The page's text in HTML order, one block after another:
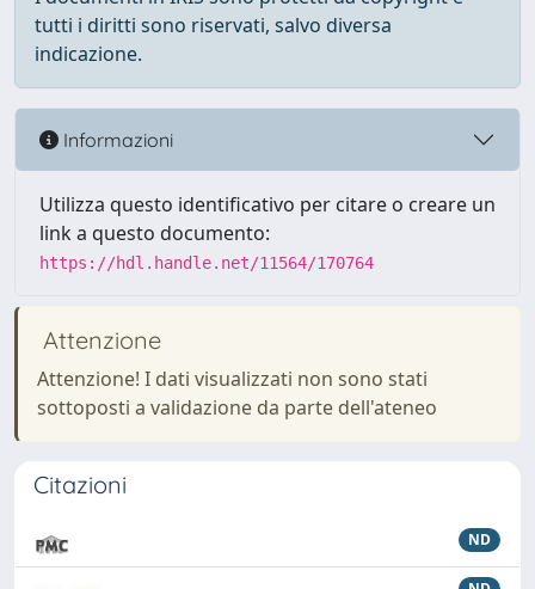
tutti i diritti sono riservati, salvo diversa
indicazione.
Informazioni
Utilizza questo identificativo per citare o creare un
link a questo documento:
https://hdl.handle.net/11564/170764
Attenzione
Attenzione! I dati visualizzati non sono stati
sottoposti a validazione da parte dell'ateneo
Citazioni
ND